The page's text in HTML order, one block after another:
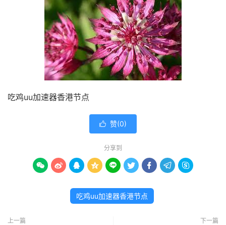
吃鸡uu加速器香港节点
 赞(0)
分享到
        
吃鸡uu加速器香港节点
上一篇 下一篇